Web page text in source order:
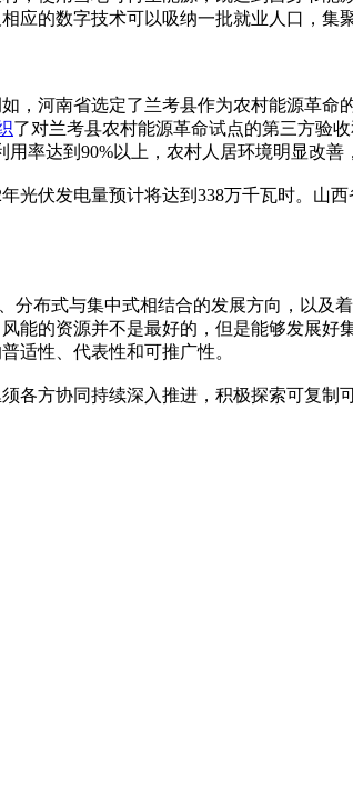
应的数字技术可以吸纳一批就业人口，集
河南省选定了兰考县作为农村能源革命
了对兰考县农村能源革命试点的第三方验
率达到90%以上，农村人居环境明显改善
伏发电量预计将达到338万千瓦时。山
布式与集中式相结合的发展方向，以及
能的资源并不是最好的，但是能够发展
适性、代表性和可推广性。
各方协同持续深入推进，积极探索可复